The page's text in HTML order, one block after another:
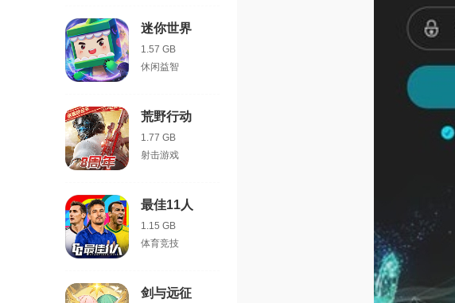
迷你世界
1.57 GB
休闲益智
荒野行动
1.77 GB
射击游戏
最佳11人
1.15 GB
体育竞技
剑与远征